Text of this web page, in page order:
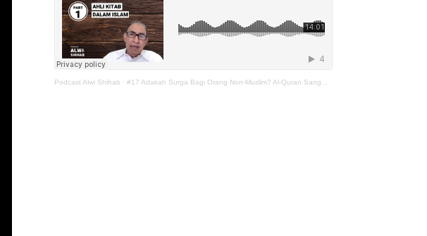
Podcast Alwi Shihab · #17 Adakah Surga Bagi Orang Non-Muslim? Al-Quran Sangat Fair! (Part 1)